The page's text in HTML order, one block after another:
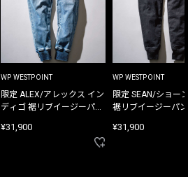
WP WESTPOINT
限定 ALEX/アレックス イン
ディゴ 裾リブイージーパン
¥31,900
WP WESTPOINT
限定 SEAN/ショー
裾リブイージーパ
¥31,900